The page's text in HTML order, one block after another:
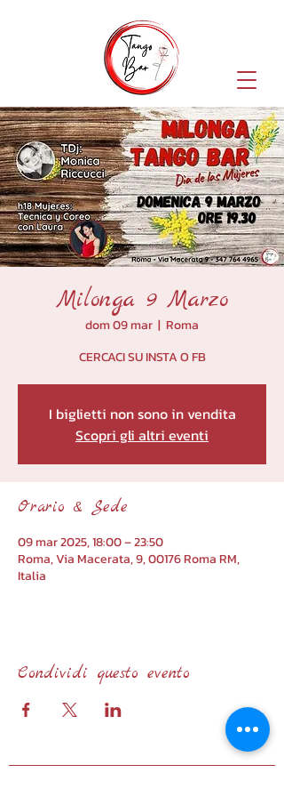
Milonga 9 Marzo
dom 09 mar
  |
Roma
CERCACI SU INSTA O FB
I biglietti non sono in vendita
Scopri gli altri eventi
Orario & Sede
09 mar 2025, 18:00 – 23:50
Roma, Via Macerata, 9, 00176 Roma RM,
Italia
Condividi questo evento